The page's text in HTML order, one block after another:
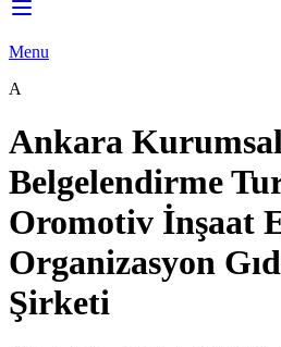
Menu
A
Ankara Kurumsal
Belgelendirme
Oromotiv İnşaat
Organizasyon
Şirketi